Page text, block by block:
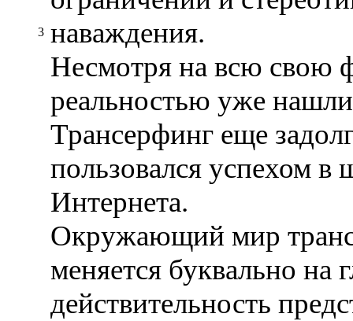
3 наваждения.
Несмотря на всю свою
реальностью уже
Трансерфинг еще
пользовался успехом в
Интернета.
Окружающий мир
меняется буквально на
действительность